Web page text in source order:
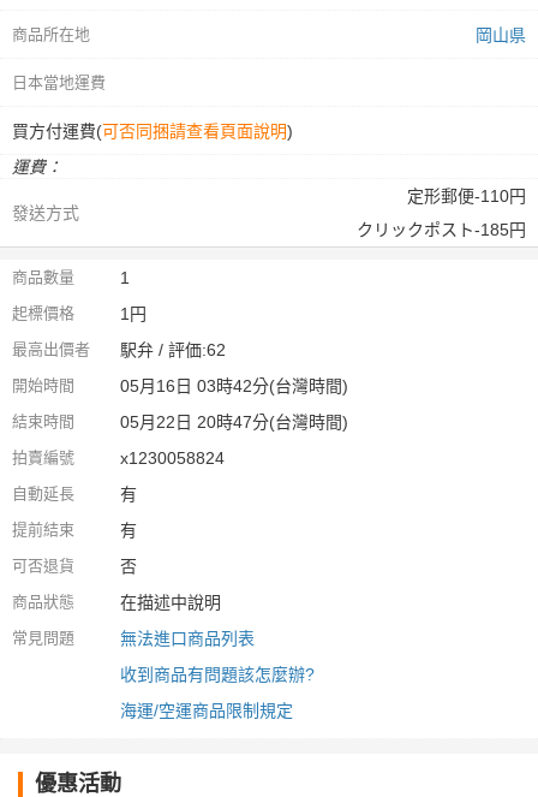
商品所在地 岡山県
日本當地運費
買方付運費(可否同捆請查看頁面說明)
運費：
發送方式
定形郵便-110円
クリックポスト-185円
商品數量 1
起標價格 1円
最高出價者 駅弁 / 評価:62
開始時間 05月16日 03時42分(台灣時間)
結束時間 05月22日 20時47分(台灣時間)
拍賣編號 x1230058824
自動延長 有
提前結束 有
可否退貨 否
商品狀態 在描述中說明
常見問題
無法進口商品列表
收到商品有問題該怎麼辦?
海運/空運商品限制規定
優惠活動